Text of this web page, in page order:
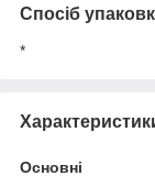
Спосіб
*
Основні